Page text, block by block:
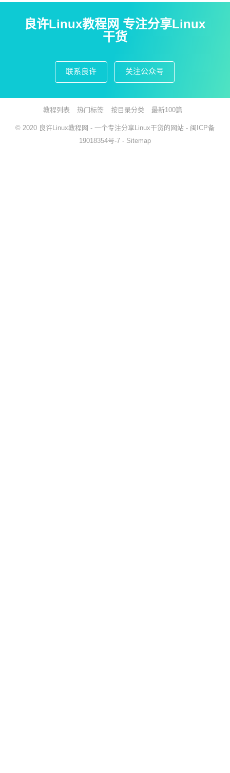
良许Linux教程网 专注分享Linux
干货
联系良许 关注公众号
教程列表 热门标签 按目录分类 最新100篇
© 2020 良许Linux教程网 - 一个专注分享Linux干货的网站 - 闽ICP备
19018354号-7 - Sitemap